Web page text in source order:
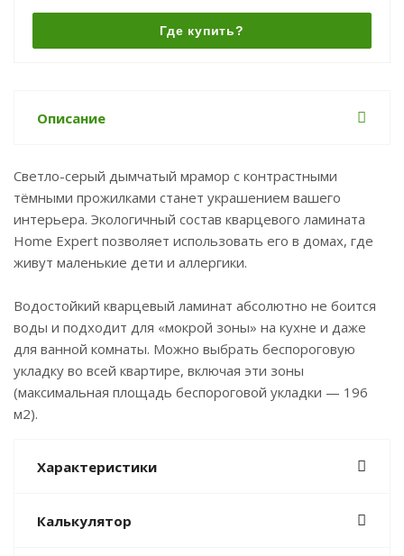
Где купить?
Описание
Светло-серый дымчатый мрамор с контрастными
тёмными прожилками станет украшением вашего
интерьера. Экологичный состав кварцевого ламината
Home Expert позволяет использовать его в домах, где
живут маленькие дети и аллергики.
Водостойкий кварцевый ламинат абсолютно не боится
воды и подходит для «мокрой зоны» на кухне и даже
для ванной комнаты. Можно выбрать беспороговую
укладку во всей квартире, включая эти зоны
(максимальная площадь беспороговой укладки — 196
м2).
Характеристики
Калькулятор